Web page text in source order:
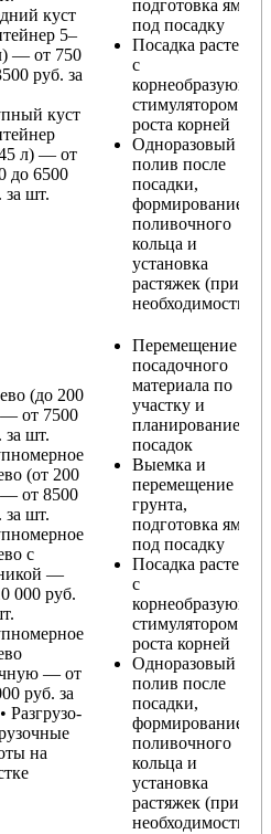
куст
5–
— от 750
руб. за
куст
л) — от
до 6500
за шт.
подготовка ямы
под посадку
Посадка растения
с
корнеобразующим
стимулятором
роста корней
Одноразовый
полив после
посадки,
формирование
поливочного
кольца и
установка
растяжек (при
необходимости)
(до 200
от 7500
за шт.
(от 200
от 8500
за шт.
с
—
000 руб.
— от
руб. за
Разгрузо-
на
Перемещение
посадочного
материала по
участку и
планирование
посадок
Выемка и
перемещение
грунта,
подготовка ямы
под посадку
Посадка растения
с
корнеобразующим
стимулятором
роста корней
Одноразовый
полив после
посадки,
формирование
поливочного
кольца и
установка
растяжек (при
необходимости)